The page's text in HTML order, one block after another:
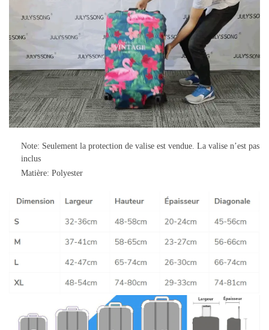
Note: Seulement la protection de valise est vendue. La valise n’est pas
inclus
Matière: Polyester